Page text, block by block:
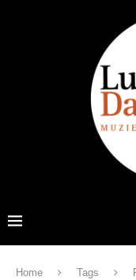
Home Tags